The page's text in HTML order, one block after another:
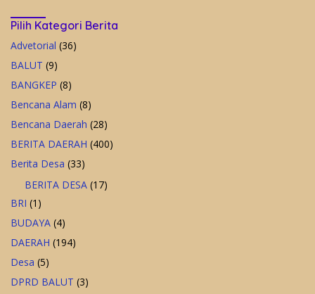
Pilih Kategori Berita
Advetorial (36)
BALUT (9)
BANGKEP (8)
Bencana Alam (8)
Bencana Daerah (28)
BERITA DAERAH (400)
Berita Desa (33)
BERITA DESA (17)
BRI (1)
BUDAYA (4)
DAERAH (194)
Desa (5)
DPRD BALUT (3)